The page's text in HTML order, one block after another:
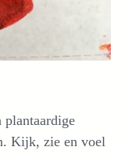
plantaardige
Kijk, zie en voel